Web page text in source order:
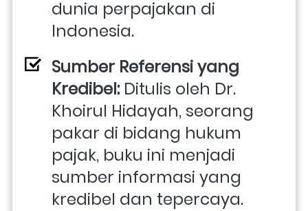
dunia perpajakan di
Indonesia.
Sumber Referensi yang
Kredibel: Ditulis oleh Dr.
Khoirul Hidayah, seorang
pakar di bidang hukum
pajak, buku ini menjadi
sumber informasi yang
kredibel dan tepercaya.